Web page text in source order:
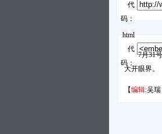
代
码：
html
代
码：
7月31号
大开眼界。
【编辑:吴瑞